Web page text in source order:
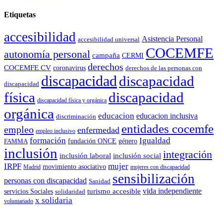
Etiquetas
accesibilidad accesibilidad universal Asistencia Personal
autonomía personal campaña CERMI COCEMFE
COCEMFE CV coronavirus derechos derechos de las personas con
discapacidad discapacidad discapacidad
física discapacidad física y orgánica discapacidad
orgánica discriminación educacion educacion inclusiva
empleo empleo inclusivo enfermedad entidades cocemfe
FAMMA formación fundación ONCE género Igualdad
inclusión inclusión laboral inclusión social integración
IRPF Madrid movimiento asociativo mujer mujeres con discapacidad
personas con discapacidad Sanidad sensibilización
servicios Sociales solidaridad turismo accesible vida independiente
voluntariado x solidaria